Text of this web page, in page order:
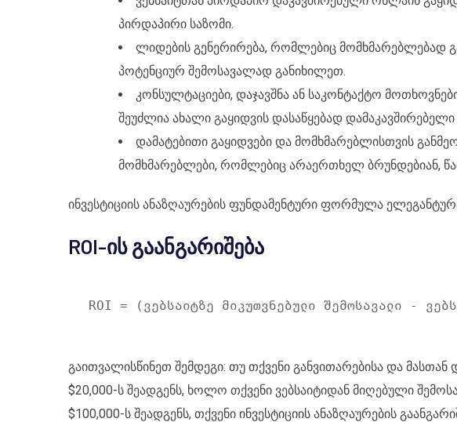
პირდაპირი საზომი.
ლიდების გენერირება, რომლებიც მომხმარებლებად
პოტენციურ შემოსავალად განიხილეთ.
კონსულტაციები, დაჯავშნა ან საკონტაქტო
შეუძლია ახალი გაყიდვის დასაწყებად დამაკავშირებელი
დამატებითი გაყიდვები და მომხმარებლისთვის
მომხმარებლები, რომლებიც არაერთხელ ბრუნდებიან,
ინვესტიციის ანაზღაურების ფუნდამენტური ფორმულა
ROI-ის გაანგარიშება
გაითვალისწინეთ შემდეგი: თუ თქვენი განვითარებისა და მასთან
$20,000-ს შეადგენს, ხოლო თქვენი ვებსაიტიდან მიღებული
$100,000-ს შეადგენს, თქვენი ინვესტიციის ანაზღაურების